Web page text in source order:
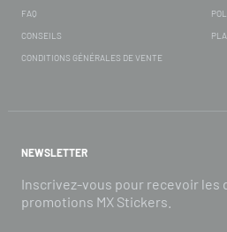
FAQ
CONSEILS
CONDITIONS GÉNÉRALES DE VENTE
NEWSLETTER
Inscrivez-vous pour recevoir les
promotions MX Stickers.